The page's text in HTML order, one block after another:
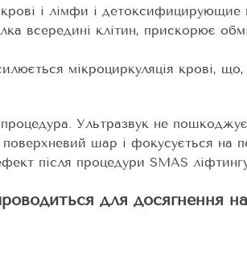
крові і лімфи і детоксифицирующие
всередині клітин, прискорює
мікроциркуляція крові,
Ультразвук не
шар і фокусується на
після процедури SMAS
для досягнення